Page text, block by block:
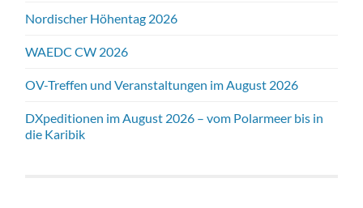
Nordischer Höhentag 2026
WAEDC CW 2026
OV-Treffen und Veranstaltungen im August 2026
DXpeditionen im August 2026 – vom Polarmeer bis in
die Karibik